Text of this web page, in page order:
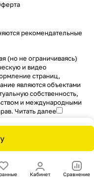
Кабинет Сравнение
рекомендательные
(но не ограничиваясь)
и видео
страниц,
являются объектами
собственность,
и международными
Читать далее